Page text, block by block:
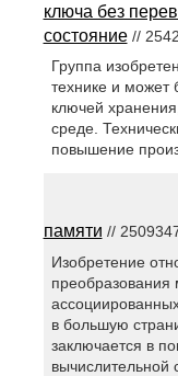
ключа без
состояние//
Группа
технике и может
ключей
среде.
повышение
памяти //
Изобретение
преобразования
в большую
заключается в
вычислительной